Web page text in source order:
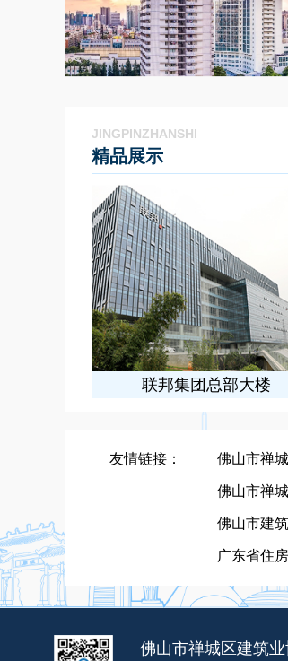
JINGPINZHANSHI
精品展示
飞鸿馆工程
友情链接： 佛山市禅
佛山市禅
佛山市建
广东省住
佛山市禅城区建筑